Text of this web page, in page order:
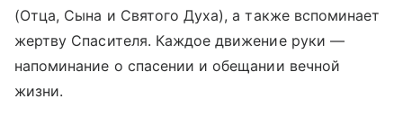
(Отца, Сына и Святого Духа), а также вспоминает
жертву Спасителя. Каждое движение руки —
напоминание о спасении и обещании вечной
жизни.